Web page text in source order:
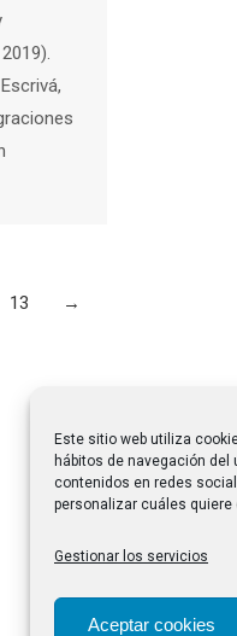
Este sitio web utiliza
hábitos de navegación
contenidos en redes
personalizar cuáles quiere
Gestionar los servicios
Aceptar cookies
13 →